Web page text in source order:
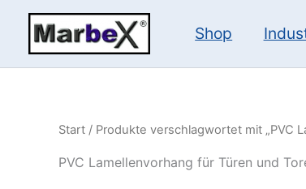
springen
Shop
Start / Produkte verschlagwortet mit „PVC
PVC Lamellenvorhang für Türen und